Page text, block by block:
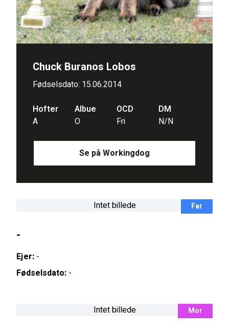
Chuck Buranos Lobos
Fødselsdato: 15.06.2014
Hofter
Albue OCD
DM
A
O Fri N/N
Se på Workingdog
Far
Intet billede
-
Ejer: -
Fødselsdato: -
Mor
Intet billede